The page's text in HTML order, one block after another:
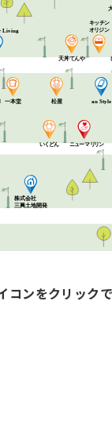
天丼てんや
キッチン
オリジン
一本堂 松屋 au Style
いくどん
株式会社
三興土地開発
ニューマリリン
Living
ンをクリック